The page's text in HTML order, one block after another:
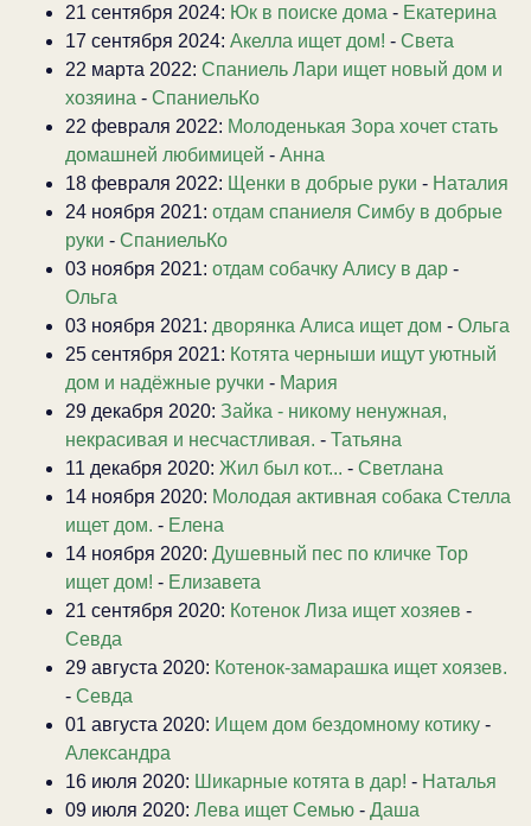
21 сентября 2024: Юк в поиске дома - Екатерина
17 сентября 2024: Акелла ищет дом! - Света
22 марта 2022: Спаниель Лари ищет новый дом и
хозяина - СпаниельКо
22 февраля 2022: Молоденькая Зора хочет стать
домашней любимицей - Анна
18 февраля 2022: Щенки в добрые руки - Наталия
24 ноября 2021: отдам спаниеля Симбу в добрые
руки - СпаниельКо
03 ноября 2021: отдам собачку Алису в дар -
Ольга
03 ноября 2021: дворянка Алиса ищет дом - Ольга
25 сентября 2021: Котята черныши ищут уютный
дом и надёжные ручки - Мария
29 декабря 2020: Зайка - никому ненужная,
некрасивая и несчастливая. - Татьяна
11 декабря 2020: Жил был кот... - Светлана
14 ноября 2020: Молодая активная собака Стелла
ищет дом. - Елена
14 ноября 2020: Душевный пес по кличке Тор
ищет дом! - Елизавета
21 сентября 2020: Котенок Лиза ищет хозяев -
Севда
29 августа 2020: Котенок-замарашка ищет хоязев.
- Севда
01 августа 2020: Ищем дом бездомному котику -
Александра
16 июля 2020: Шикарные котята в дар! - Наталья
09 июля 2020: Лева ищет Семью - Даша